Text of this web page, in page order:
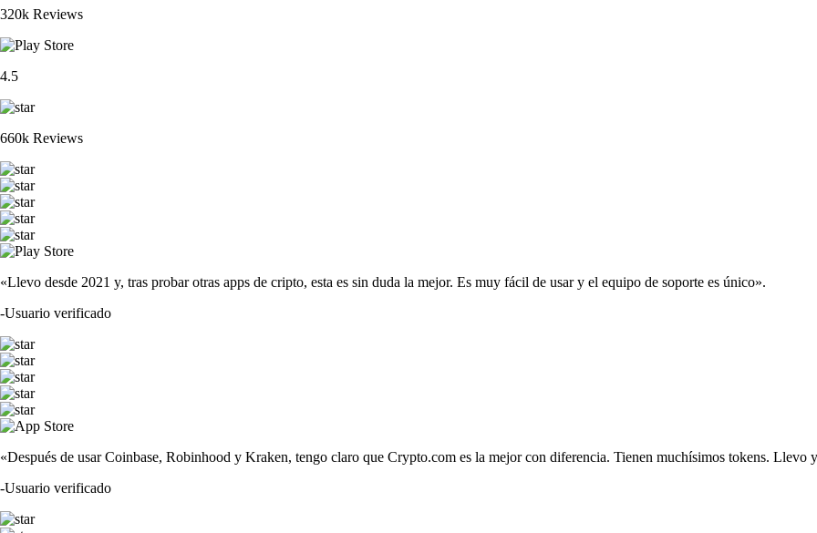
320k Reviews
4.5
660k Reviews
«Llevo desde 2021 y, tras probar otras apps de cripto, esta es sin duda la mejor. Es muy fácil de usar y el equipo de soporte es único».
-Usuario verificado
«Después de usar Coinbase, Robinhood y Kraken, tengo claro que Crypto.com es la mejor con diferencia. Tienen muchísimos tokens.
-Usuario verificado